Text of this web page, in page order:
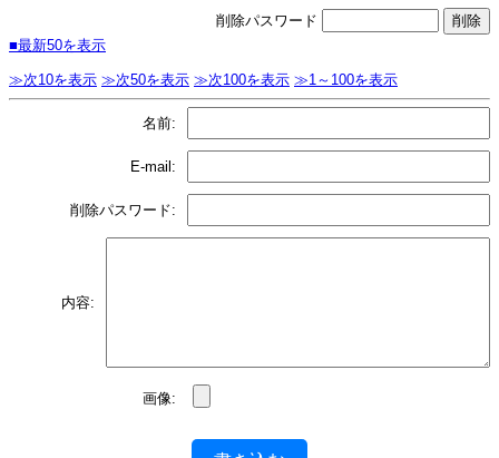
削除パスワード
■最新50を表示
≫次10を表示 ≫次50を表示 ≫次100を表示 ≫1～100を表示
名前:
E-mail:
削除パスワード:
内容:
画像: